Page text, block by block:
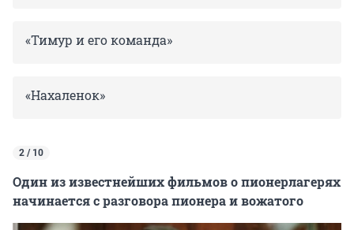
«Тимур и его команда»
«Нахаленок»
2 / 10
Один из известнейших фильмов о пионерлагерях
начинается с разговора пионера и вожатого